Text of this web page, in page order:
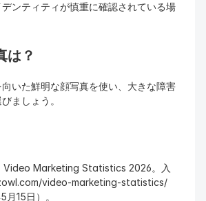
ンティティが慎重に確認されている場
は？
いた鮮明な顔写真を使い、大きな障害
ましょう。
Video Marketing Statistics 2026。入
video-marketing-statistics/
月15日）。